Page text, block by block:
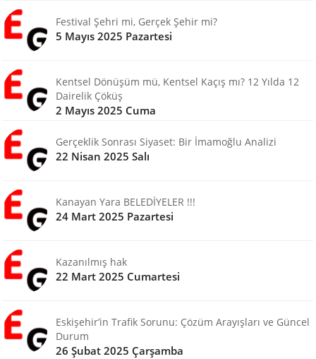
Festival Şehri mi, Gerçek Şehir mi?
5 Mayıs 2025 Pazartesi
Kentsel Dönüşüm mü, Kentsel Kaçış mı? 12 Yılda 12
Dairelik Çöküş
2 Mayıs 2025 Cuma
Gerçeklik Sonrası Siyaset: Bir İmamoğlu Analizi
22 Nisan 2025 Salı
Kanayan Yara BELEDİYELER !!!
24 Mart 2025 Pazartesi
Kazanılmış hak
22 Mart 2025 Cumartesi
Eskişehir’in Trafik Sorunu: Çözüm Arayışları ve Güncel
Durum
26 Şubat 2025 Çarşamba